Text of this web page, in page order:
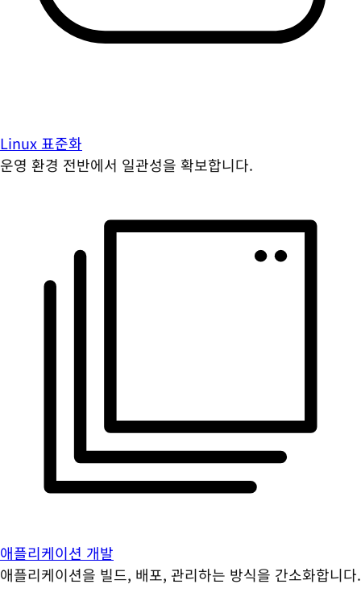
Linux 표준화
운영 환경 전반에서 일관성을 확보합니다.
애플리케이션 개발
애플리케이션을 빌드, 배포, 관리하는 방식을 간소화합니다.